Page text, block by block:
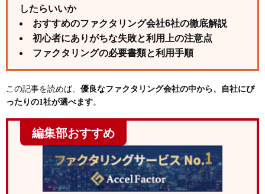
したらいいか
おすすめのファクタリング会社6社の徹底解説
初心者にありがちな失敗と利用上の注意点
ファクタリングの必要書類と利用手順
この記事を読めば、 優良なファクタリング会社の中から、自社にぴ
ったりの1社が選べます。
編集部おすすめ